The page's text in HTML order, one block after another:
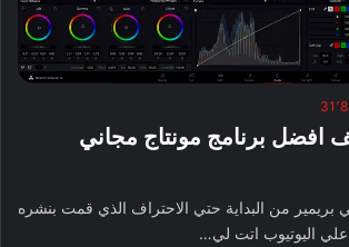
افضل برنامج مونتاج مجاني
بريمير من البداية حتي الاحتراف الذي قمت بنشره
اليوتيوب اتت لي…